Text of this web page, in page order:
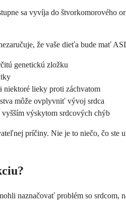
sa vyvíja do
že vaše dieťa bude mať
genetickú zložku
niektoré lieky proti záchvatom
môže ovplyvniť vývoj srdca
výskytom srdcových chýb
príčiny. Nie je to niečo, čo ste
naznačovať problém so srdcom,